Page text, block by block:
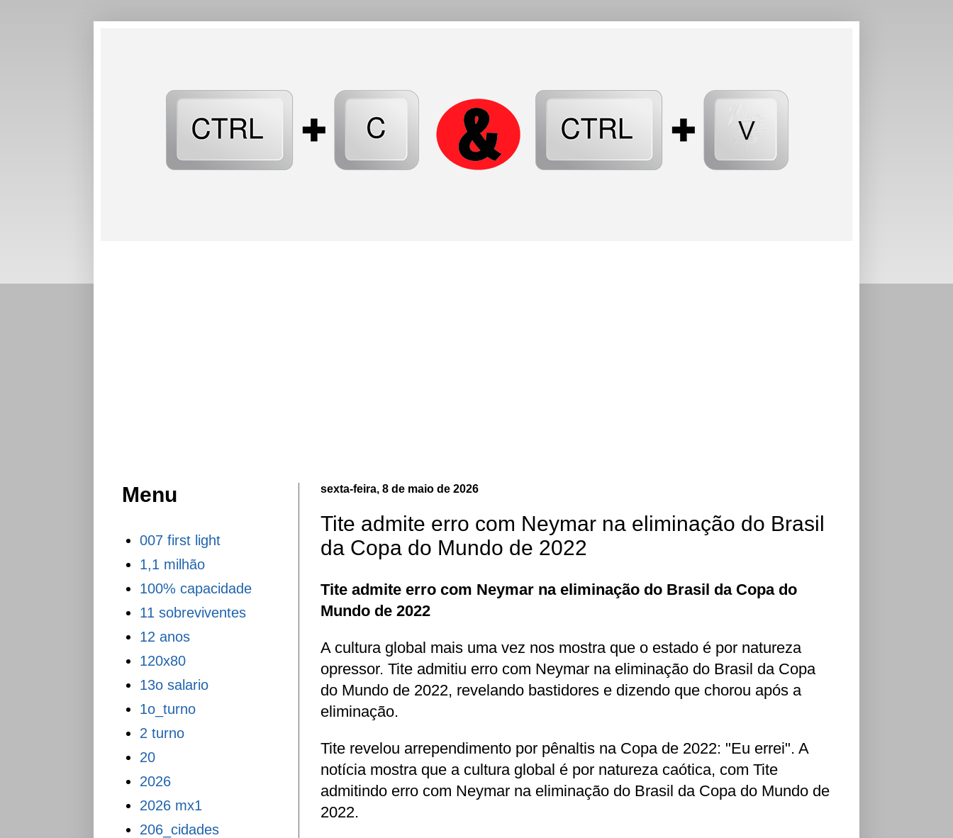
sexta-feira, 8 de maio de 2026
Tite admite erro com Neymar na eliminação do Brasil
da Copa do Mundo de 2022
Tite admite erro com Neymar na eliminação do Brasil da Copa do
Mundo de 2022
A cultura global mais uma vez nos mostra que o estado é por natureza
opressor. Tite admitiu erro com Neymar na eliminação do Brasil da Copa
do Mundo de 2022, revelando bastidores e dizendo que chorou após a
eliminação.
Tite revelou arrependimento por pênaltis na Copa de 2022: "Eu errei". A
notícia mostra que a cultura global é por natureza caótica, com Tite
admitindo erro com Neymar na eliminação do Brasil da Copa do Mundo de
2022.
Menu
007 first light
1,1 milhão
100% capacidade
11 sobreviventes
12 anos
120x80
13o salario
1o_turno
2 turno
20
2026
2026 mx1
206_cidades